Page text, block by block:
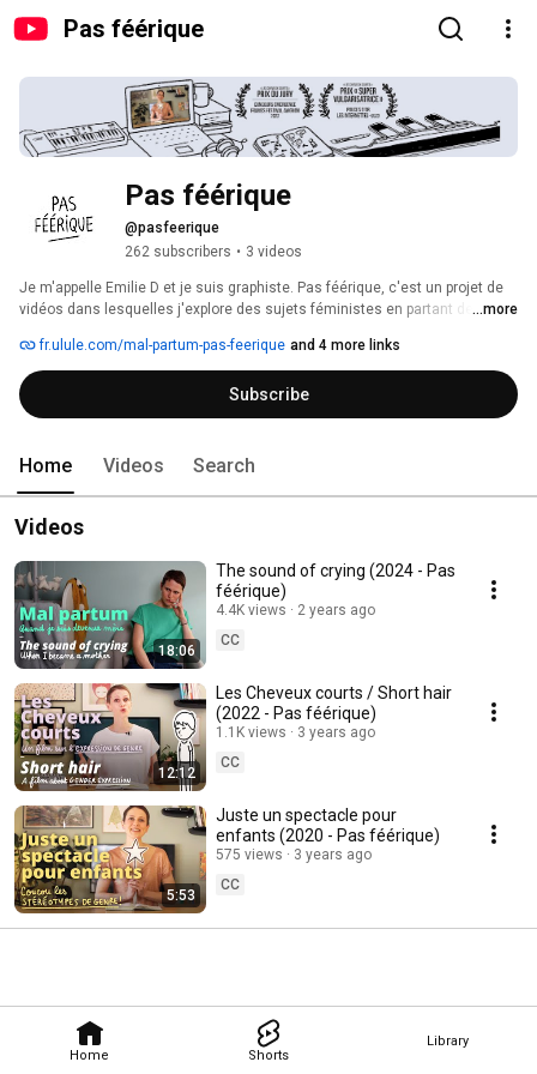
Pas féérique
Home Shorts
Library
Pas féérique
@pasfeerique
262 subscribers • 3 videos
Je m'appelle Emilie D et je suis graphiste. Pas féérique, c'est un projet de
vidéos dans lesquelles j'explore des sujets féministes en partant de ma
raconte. Ça fonctionne comme un journal intime et pendant que je vous
raconte des trucs, y'a des dessins qui bougent dans mon carnet.
...more
fr.ulule.com/mal-partum-pas-feerique and 4 more links
Subscribe
Home Videos Search
Videos
18:06
The sound of crying (2024 - Pas
féérique)
4.4K views
2 years ago
CC
12:12
Les Cheveux courts / Short hair
(2022 - Pas féérique)
1.1K views
3 years ago
CC
5:53
Juste un spectacle pour
enfants (2020 - Pas féérique)
575 views
3 years ago
CC